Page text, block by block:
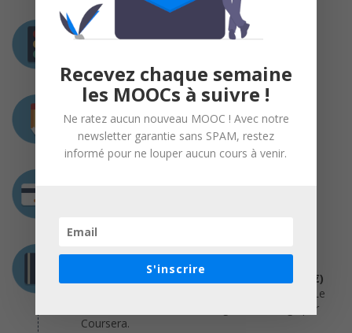
Prérequis
Charge de travail
2 à 3 heures / semaine
Certification
Certification (optionnelle et payante : 45€)
Diplôme délivré par Sciences Po et Coursera. Le
certificat est accessible en ligne et hébergé par
Coursera.
Recevez chaque semaine
les MOOCs à suivre !
Ne ratez aucun nouveau MOOC ! Avec notre
newsletter garantie sans SPAM, restez
informé pour ne louper aucun cours à venir.
S'inscrire